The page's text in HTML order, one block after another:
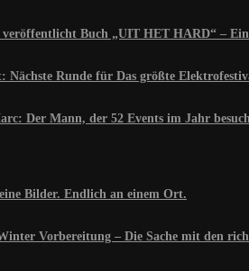
Buch „UIT HET HARD“ –
Nächste Runde für Das größte
Der Mann, der 52 Events im Jahr
Bilder. Endlich an einem Ort.
Vorbereitung – Die Sache mit den